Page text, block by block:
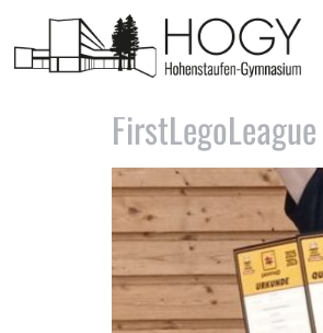
Schlagwort: